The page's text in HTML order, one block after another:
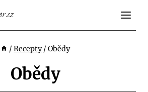
/ Recepty / Obědy
Obědy